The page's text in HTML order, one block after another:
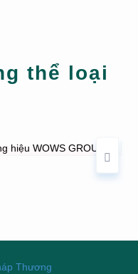
thể loại